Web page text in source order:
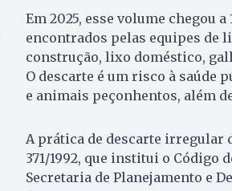
Em 2025, esse volume chegou
encontrados pelas equipes de
construção, lixo doméstico,
O descarte é um risco à saúde
e animais peçonhentos, além
A prática de descarte irregular
371/1992, que institui o Código
Secretaria de Planejamento e